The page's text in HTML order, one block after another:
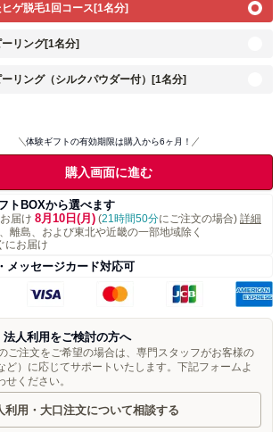
ゲ脱毛1回コース[1名分]
リング[1名分]
リング（シルクパウダー付）[1名分]
体験ギフトの有効期限は購入から6ヶ月！
購入画面に進む
トBOXから選べます
届け 8月10日(月) (21時間50分にご注文の場合) 詳細
離島、および東北や近畿の一部地域除く
にお届け
メッセージカード対応可
法人利用をご検討の方へ
ご注文をご希望の場合は、専門スタッフがお客様の
ど）に応じてサポートいたします。下記フォームよ
ください。
利用・大口注文について相談する